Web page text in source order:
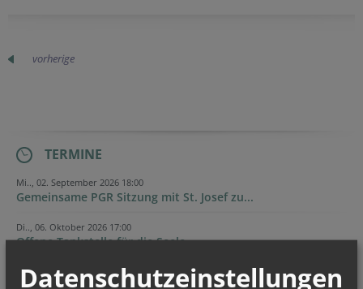
vorherige
TERMINE
Mi.., 02. September 2026 18:00
Gemeinsame PGR Sitzung mit St. Josef zu...
Di.., 06. Oktober 2026 17:00
Offene Tankstelle für die Seele
Di.., 03. November 2026 17:00
Datenschutzeinstellungen